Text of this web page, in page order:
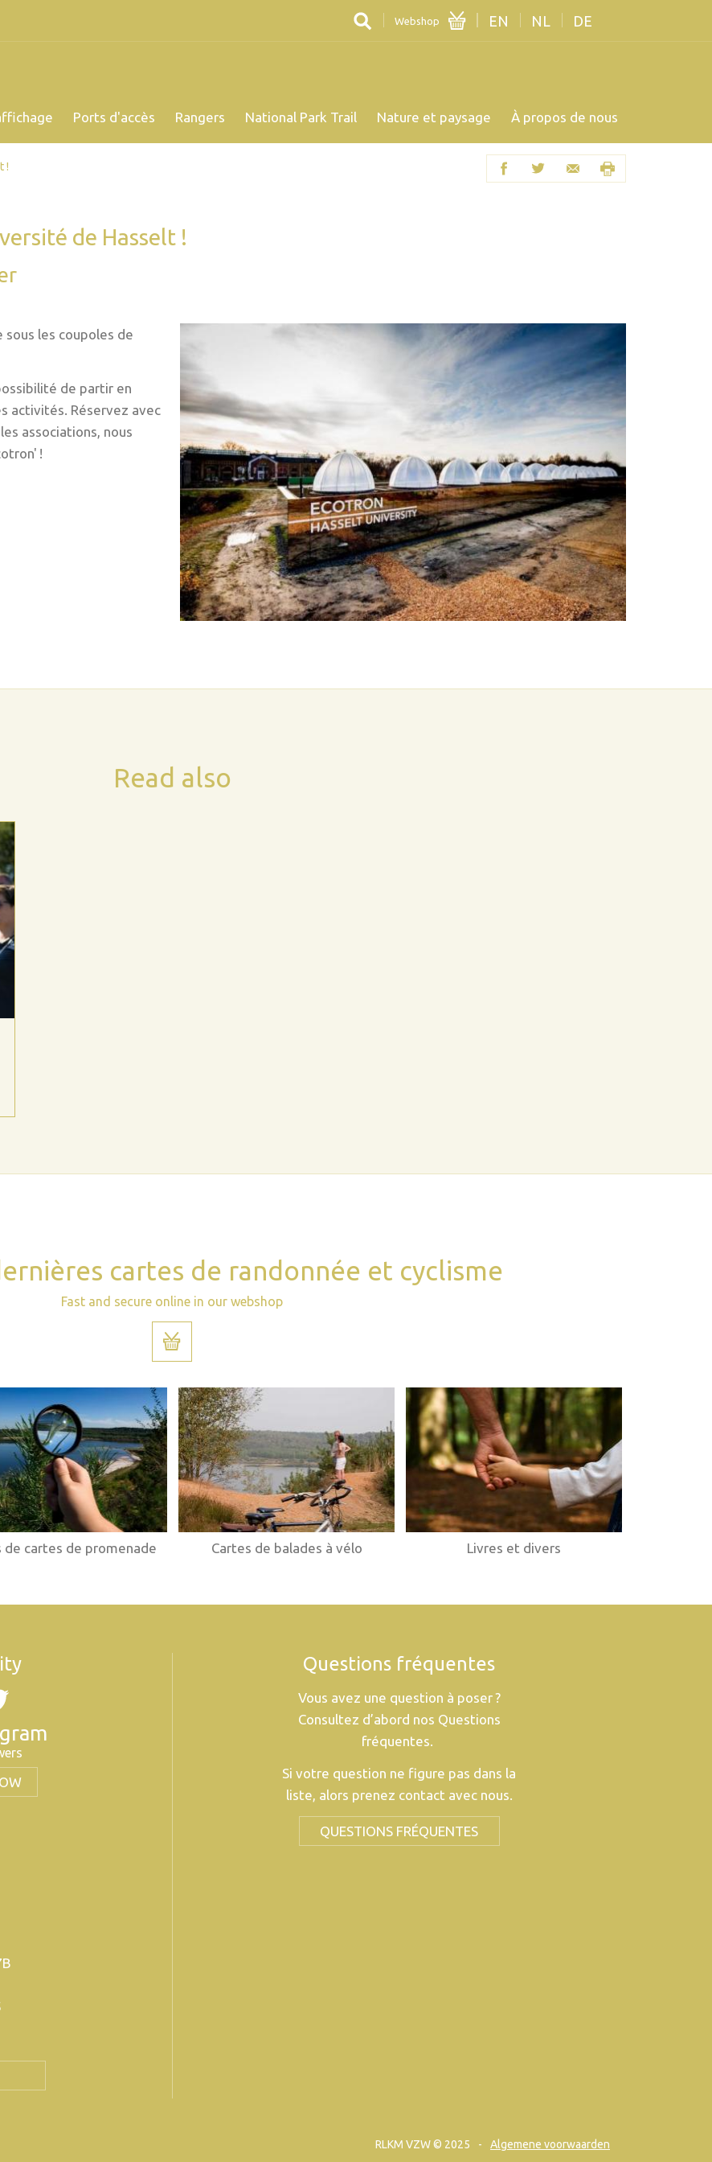
Webshop EN NL DE
Ports d'accès Rangers National Park Trail Nature et paysage À propos de nous
!
de Hasselt !
sous les coupoles de
de partir en
activités. Réservez avec
associations, nous
!
Read also
cartes de randonnée et cyclisme
Fast and secure online in our webshop
de cartes de promenade Cartes de balades à vélo Livres et divers
Questions fréquentes
Vous avez une question à poser ?
Consultez d’abord nos Questions
fréquentes.
Si votre question ne figure pas dans la
liste, alors prenez contact avec nous.
QUESTIONS FRÉQUENTES
RLKM VZW © 2025 Algemene voorwaarden